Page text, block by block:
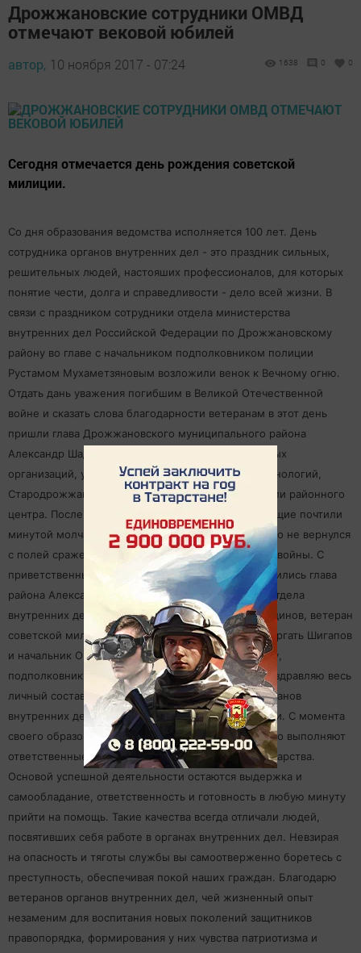
Дрожжановские сотрудники ОМВД
отмечают вековой юбилей
автор, 10 ноября 2017 - 07:24 1638 0 0
Сегодня отмечается день рождения советской
милиции.
Со дня образования ведомства исполняется 100 лет. День
сотрудника органов внутренних дел - это праздник сильных,
решительных людей, настояших профессионалов, для которых
понятие чести, долга и справедливости - дело всей жизни. В
связи с праздником сотрудники отдела министерства
внутренних дел Российской Федерации по Дрожжановскому
району во главе с начальником подполковником полиции
Рустамом Мухаметзяновым возложили венок к Вечному огню.
Отдать дань уважения погибшим в Великой Отечественной
войне и сказать слова благодарности ветеранам в этот день
пришли глава Дрожжановского муниципального района
Александр Шадриков, представители общественных
организаций, учащиеся техникума отраслевых технологий,
Стародрожжановской средней школы № 1 и жители районного
центра. После возложения венка все присутствующие почтили
минутой молчания память о тех дрожжановцах, кто не вернулся
с полей сражения в годы Великой Отечественной войны. С
приветственным словом к присутствующим обратились глава
района Александр Шадриков, бывший начальник отдела
внутренних дел, полковник в отставке Вазыйх Сатдинов, ветеран
советской милиции, участник боевых действий Фаргать Шигапов
и начальник ОМВД РФ по Дрожжановскому району,
подполковник полиции Рустам Мухаметзянов. "Поздравляю весь
личный состав и ветеранов с Днем сотрудника органов
внутренних дел и 100 - летием Советской милиции. С момента
своего образования органы правопорядка достойно выполняют
ответственные задачи по охране общества и государства.
Основой успешной деятельности остаются выдержка и
самообладание, ответственность и готовность в любую минуту
прийти на помощь. Такие качества всегда отличали людей,
посвятивших себя работе в органах внутренних дел. Невзирая
на опасность и тяготы службы вы самоотверженно боретесь с
преступность, обеспечивая покой наших граждан. Благодарю
ветеранов органов внутренних дел, чей жизненный опыт
незаменим для воспитания новых поколений защитников
правопорядка, формирования у них чувства патриотизма и